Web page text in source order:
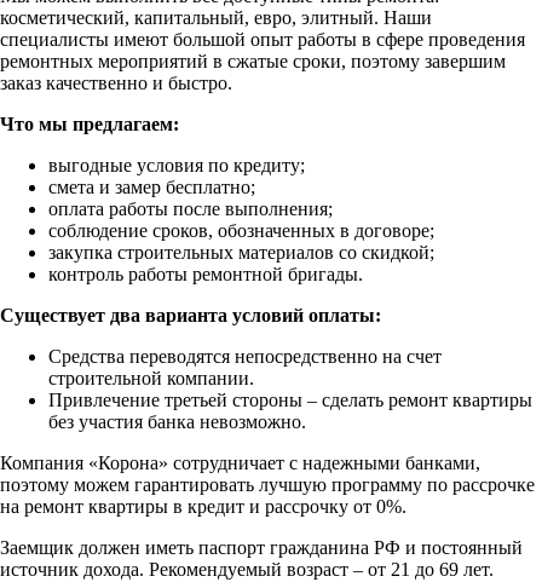
косметический, капитальный, евро, элитный. Наши
специалисты имеют большой опыт работы в сфере проведения
ремонтных мероприятий в сжатые сроки, поэтому завершим
заказ качественно и быстро.
Что мы предлагаем:
выгодные условия по кредиту;
смета и замер бесплатно;
оплата работы после выполнения;
соблюдение сроков, обозначенных в договоре;
закупка строительных материалов со скидкой;
контроль работы ремонтной бригады.
Существует два варианта условий оплаты:
Средства переводятся непосредственно на счет
строительной компании.
Привлечение третьей стороны – сделать ремонт квартиры
без участия банка невозможно.
Компания «Корона» сотрудничает с надежными банками,
поэтому можем гарантировать лучшую программу по рассрочке
на ремонт квартиры в кредит и рассрочку от 0%.
Заемщик должен иметь паспорт гражданина РФ и постоянный
источник дохода. Рекомендуемый возраст – от 21 до 69 лет.